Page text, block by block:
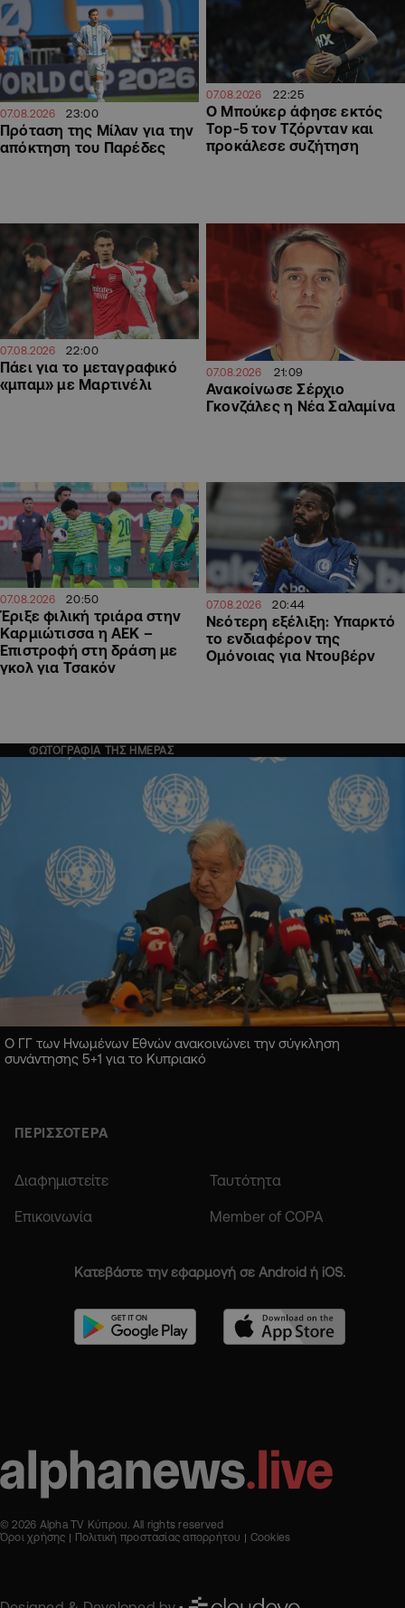
07.08.2026 23:00
Πρόταση της Μίλαν για την
απόκτηση του Παρέδες
07.08.2026 22:25
Ο Μπούκερ άφησε εκτός
Top-5 τον Τζόρνταν και
προκάλεσε συζήτηση
07.08.2026 22:00
Πάει για το μεταγραφικό
«μπαμ» με Μαρτινέλι
07.08.2026 21:09
Ανακοίνωσε Σέρχιο
Γκονζάλες η Νέα Σαλαμίνα
07.08.2026 20:50
Έριξε φιλική τριάρα στην
Καρμιώτισσα η ΑΕΚ –
Επιστροφή στη δράση με
γκολ για Τσακόν
07.08.2026 20:44
Νεότερη εξέλιξη: Υπαρκτό
το ενδιαφέρον της
Ομόνοιας για Ντουβέρν
ΦΩΤΟΓΡΑΦΙΑ ΤΗΣ ΗΜΕΡΑΣ
Ο ΓΓ των Ηνωμένων Εθνών ανακοινώνει την σύγκληση
συνάντησης 5+1 για το Κυπριακό
ΠΕΡΙΣΣΟΤΕΡΑ
Διαφημιστείτε Ταυτότητα
Επικοινωνία Member of COPA
Κατεβάστε την εφαρμογή σε Android ή iOS.
© 2026 Alpha TV Κύπρου. All rights reserved
Όροι χρήσης
Πολιτική προστασίας απορρήτου Cookies